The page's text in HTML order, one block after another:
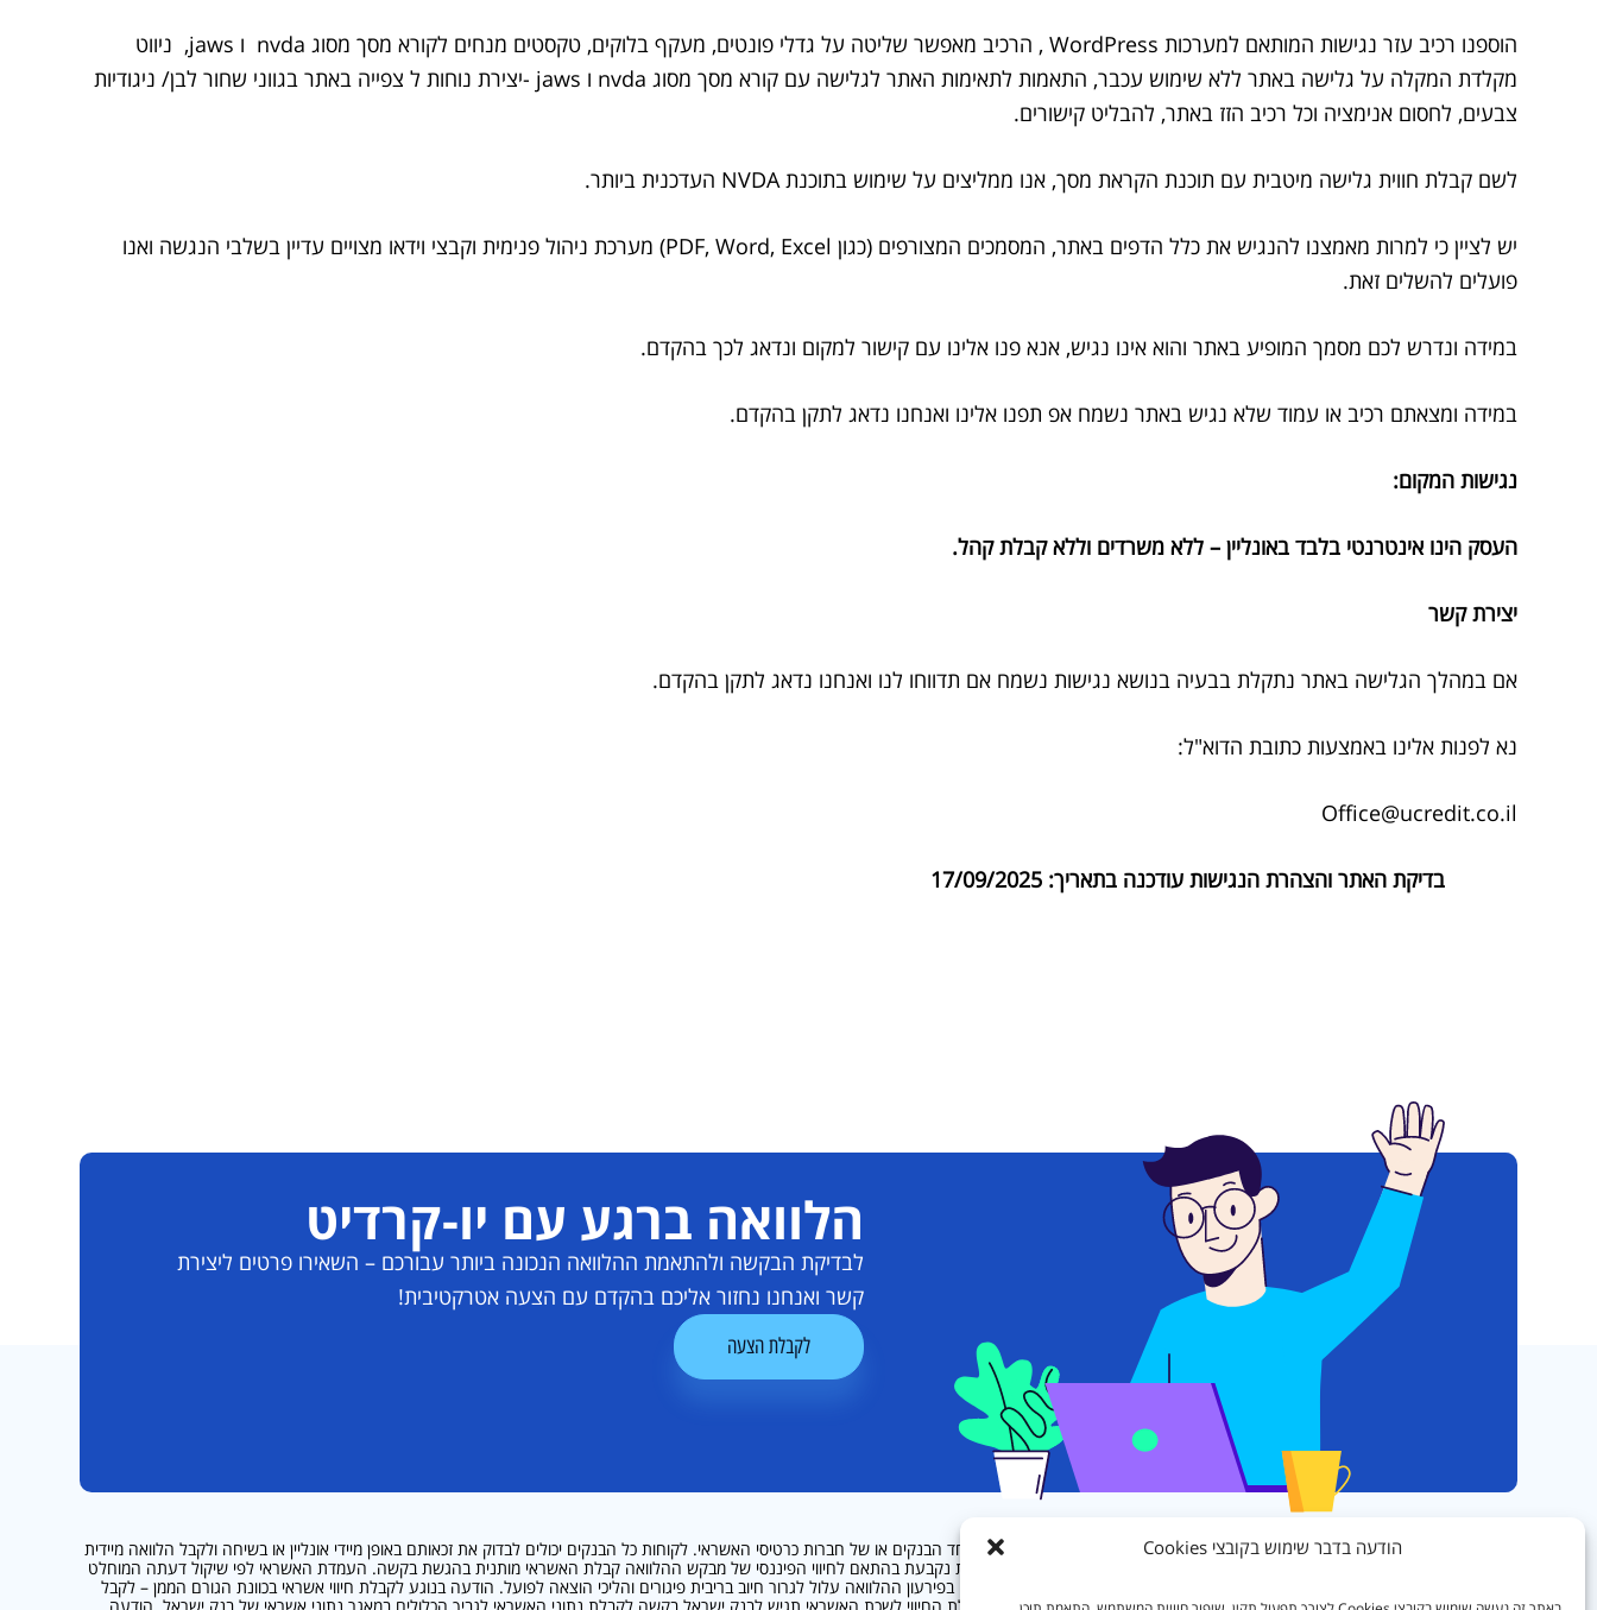
הודעה בדבר שימוש בקובצי Cookies
הוספנו רכיב עזר נגישות המותאם למערכות WordPress , הרכיב מאפשר שליטה על גדלי פונטים, מעקף בלוקים, טקסטים מנחים לקורא מסך מסוג nvda ו jaws, ניווט
מקלדת המקלה על גלישה באתר ללא שימוש עכבר, התאמות לתאימות האתר לגלישה עם קורא מסך מסוג nvda ו jaws -יצירת נוחות ל צפייה באתר בגווני שחור לבן/ ניגודיות
צבעים, לחסום אנימציה וכל רכיב הזז באתר, להבליט קישורים.
לשם קבלת חווית גלישה מיטבית עם תוכנת הקראת מסך, אנו ממליצים על שימוש בתוכנת NVDA העדכנית ביותר.
יש לציין כי למרות מאמצנו להנגיש את כלל הדפים באתר, המסמכים המצורפים (כגון PDF, Word, Excel) מערכת ניהול פנימית וקבצי וידאו מצויים עדיין בשלבי הנגשה ואנו
פועלים להשלים זאת.
במידה ונדרש לכם מסמך המופיע באתר והוא אינו נגיש, אנא פנו אלינו עם קישור למקום ונדאג לכך בהקדם.
במידה ומצאתם רכיב או עמוד שלא נגיש באתר נשמח אפ תפנו אלינו ואנחנו נדאג לתקן בהקדם.
נגישות המקום:
העסק הינו אינטרנטי בלבד באונליין – ללא משרדים וללא קבלת קהל.
יצירת קשר
אם במהלך הגלישה באתר נתקלת בבעיה בנושא נגישות נשמח אם תדווחו לנו ואנחנו נדאג לתקן בהקדם.
נא לפנות אלינו באמצעות כתובת הדוא"ל:
Office@ucredit.co.il
בדיקת האתר והצהרת הנגישות עודכנה בתאריך: 17/09/2025
הלוואה ברגע עם יו-קרדיט
לבדיקת הבקשה ולהתאמת ההלוואה הנכונה ביותר עבורכם – השאירו פרטים ליצירת
קשר ואנחנו נחזור אליכם בהקדם עם הצעה אטרקטיבית!
לקבלת הצעה
ההלוואות ניתנות ללקוחות כל הבנקים, מעל גיל 18, שיש ברשותם כרטיס אשראי של אחד הבנקים או של חברות כרטיסי האשראי. לקוחות כל הבנקים יכולים לבדוק את זכאותם באופן מיידי אונליין או בשיחה ולקבל הלוואה מיידית
לכל מטרה. מידע כללי / גילוי נאות: תקופת ההלוואה 12 – 72 חודשים. הריבית השנתית נקבעת בהתאם לחיווי הפיננסי של מבקש ההלוואה קבלת האשראי מותנית בהגשת בקשה. העמדת האשראי לפי שיקול דעתה המוחלט
של הגורם המלווה ובכפוף לתנאיה. הפרסום איננו מהווה הצעה למתן אשראי. אי עמידה בפירעון ההלוואה עלול לגרור חיוב בריבית פיגורים והליכי הוצאה לפועל. הודעה בנוגע לקבלת חיווי אשראי בכוונת הגורם הממן – לקבל